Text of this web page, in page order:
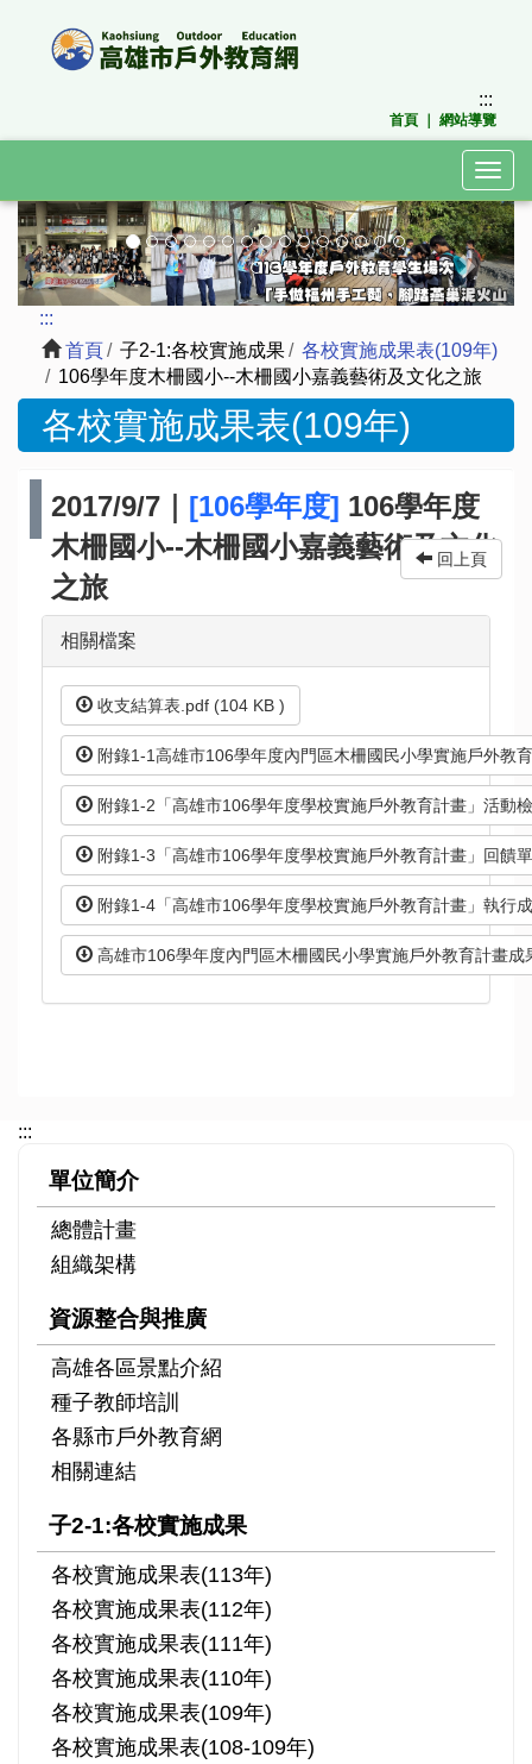
容
:::
首頁 ｜ 網站導覽
上
一
張
下
一
張
:::
首頁
子2-1:各校實施成果
各校實施成果表(109年)
106學年度木柵國小--木柵國小嘉義藝術及文化之旅
各校實施成果表(109年)
2017/9/7｜ [106學年度] 106學年度
木柵國小--木柵國小嘉義藝術及文化
之旅
回上頁
相關檔案
收支結算表.pdf (104 KB )
附錄1-1高雄市106學年度內門區木柵國民小學實施戶外教
附錄1-2「高雄市106學年度學校實施戶外教育計畫」活動
附錄1-3「高雄市106學年度學校實施戶外教育計畫」回饋
附錄1-4「高雄市106學年度學校實施戶外教育計畫」執行
高雄市106學年度內門區木柵國民小學實施戶外教育計畫
:::
單位簡介
總體計畫
組織架構
資源整合與推廣
高雄各區景點介紹
種子教師培訓
各縣市戶外教育網
相關連結
子2-1:各校實施成果
各校實施成果表(113年)
各校實施成果表(112年)
各校實施成果表(111年)
各校實施成果表(110年)
各校實施成果表(109年)
各校實施成果表(108-109年)